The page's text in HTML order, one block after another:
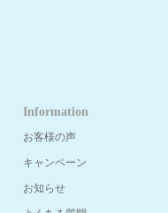
Information
お客様の声
キャンペーン
お知らせ